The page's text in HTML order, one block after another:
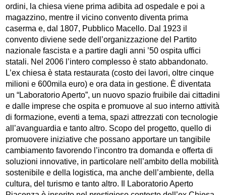
ordini, la chiesa viene prima adibita ad ospedale e poi a
magazzino, mentre il vicino convento diventa prima
caserma e, dal 1807, Pubblico Macello. Dal 1923 il
convento diviene sede dell’organizzazione del Partito
nazionale fascista e a partire dagli anni ’50 ospita uffici
statali. Nel 2006 l’intero complesso è stato abbandonato.
L’ex chiesa è stata restaurata (costo dei lavori, oltre cinque
milioni e 600mila euro) e ora data in gestione. È diventata
un “Laboratorio Aperto”, un nuovo spazio fruibile dai cittadini
e dalle imprese che ospita e promuove al suo interno attività
di formazione, eventi a tema, spazi attrezzati con tecnologie
all’avanguardia e tanto altro. Scopo del progetto, quello di
promuovere iniziative che possano apportare un tangibile
cambiamento favorendo l’incontro tra domanda e offerta di
soluzioni innovative, in particolare nell’ambito della mobilità
sostenibile e della logistica, ma anche dell’ambiente, della
cultura, del turismo e tanto altro. Il Laboratorio Aperto